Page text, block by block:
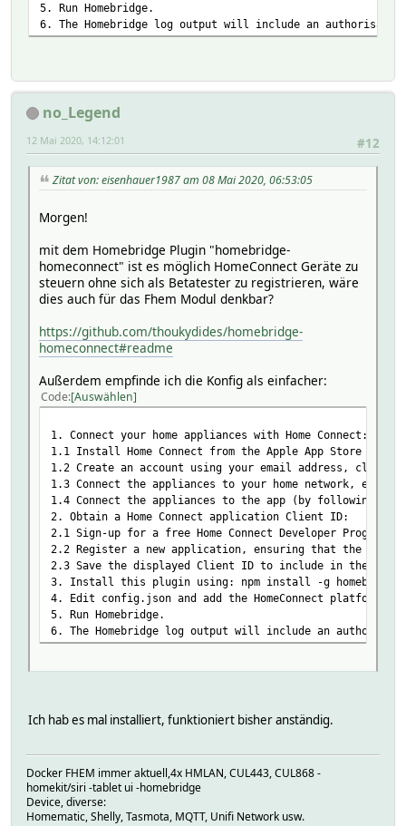
5. Run Homebridge.
6. The Homebridge log output will include an
no_Legend
#12
12 Mai 2020, 14:12:01
Zitat von: eisenhauer1987 am 08 Mai 2020, 06:53:05
Morgen!
mit dem Homebridge Plugin "homebridge-
homeconnect" ist es möglich HomeConnect Geräte zu
steuern ohne sich als Betatester zu registrieren, wäre
dies auch für das Fhem Modul denkbar?
https://github.com/thoukydides/homebridge-
homeconnect#readme
Außerdem empfinde ich die Konfig als einfacher:
Code Auswählen
1. Connect your home appliances with Home Connect:
1.1 Install Home Connect from the Apple App Store for
1.2 Create an account using your email address,
1.3 Connect the appliances to your home network,
1.4 Connect the appliances to the app (by following
2. Obtain a Home Connect application Client ID:
2.1 Sign-up for a free Home Connect Developer Program
2.2 Register a new application, ensuring that the OAuth
2.3 Save the displayed Client ID to include in the
3. Install this plugin using: npm install -g homebridge-
4. Edit config.json and add the HomeConnect platform
5. Run Homebridge.
6. The Homebridge log output will include an
Ich hab es mal installiert, funktioniert bisher anständig.
Docker FHEM immer aktuell,4x HMLAN, CUL443, CUL868 -
homekit/siri -tablet ui -homebridge
Device, diverse:
Homematic, Shelly, Tasmota, MQTT, Unifi Network usw.